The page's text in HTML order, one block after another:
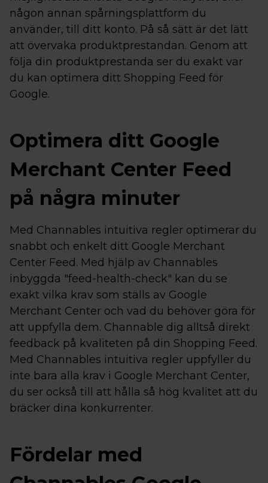
någon annan spårningsplattform du
använder, till ditt konto. På så sätt är det lätt
att övervaka produktprestandan. Genom att
följa din produktprestanda ser du exakt var
du kan optimera ditt Shopping Feed för
Google.
Optimera ditt Google
Merchant Center Feed
på några minuter
Med Channables intuitiva regler optimerar du
snabbt och enkelt ditt Google Merchant
Center Feed. Med hjälp av Channables
inbyggda "feed-health-check" kan du se
exakt vilka krav som ställs av Google
Merchant Center och vad du behöver göra för
att uppfylla dem. Channable dig alltså direkt
feedback på kvaliteten på din Shopping Feed.
Med Channables intuitiva regler uppfyller du
inte bara alla krav i Google Merchant Center,
du ser också till att hålla så hög kvalitet att du
bräcker dina konkurrenter.
Fördelar med